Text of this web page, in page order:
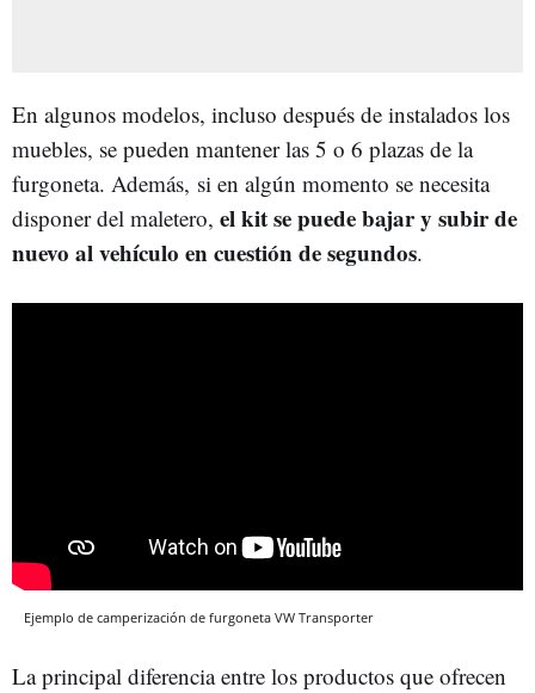
En algunos modelos, incluso después de instalados los
muebles, se pueden mantener las 5 o 6 plazas de la
furgoneta. Además, si en algún momento se necesita
disponer del maletero, el kit se puede bajar y subir de
nuevo al vehículo en cuestión de segundos.
Ejemplo de camperización de furgoneta VW Transporter
La principal diferencia entre los productos que ofrecen